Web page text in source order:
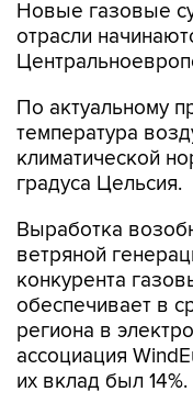
Новые газовые
отрасли
По актуальному
температура
климатической
градуса Цельсия.
Выработка
ветряной
конкурента
обеспечивает в
региона в
ассоциация
их вклад был 14%.